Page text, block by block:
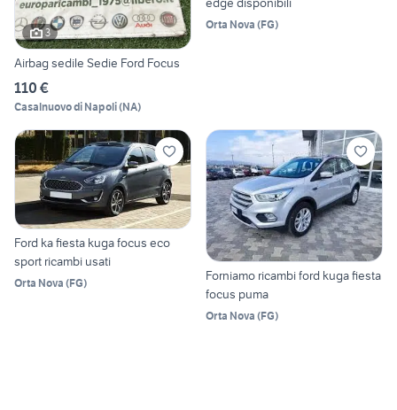
3
Airbag sedile Sedie Ford Focus
110 €
Casalnuovo di Napoli(NA)
Orta Nova (FG)
Ford ka fiesta kuga focus eco
sport ricambi usati
Orta Nova (FG)
Forniamo ricambi ford kuga fiesta
focus puma
Orta Nova (FG)